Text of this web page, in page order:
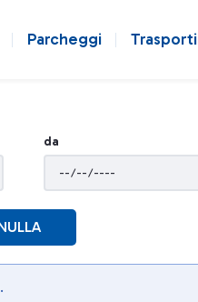
Parcheggi Trasporti
da